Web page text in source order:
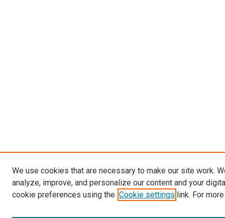
We use cookies that are necessary to make our site work.
analyze, improve, and personalize our content and your
cookie preferences using the Cookie settings link. For